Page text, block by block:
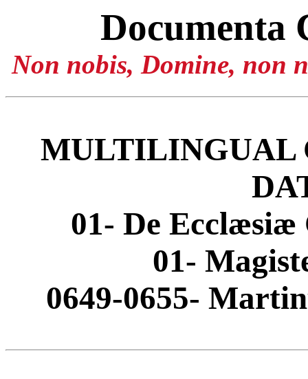
Documenta
Non nobis, Domine, non
MULTILINGUAL
01- De
01-
0649-0655-